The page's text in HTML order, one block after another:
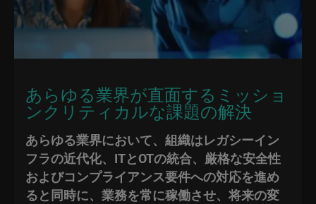
あらゆる業界が直面するミッショ
ンクリティカルな課題の解決
あらゆる業界において、組織はレガシーイン
フラの近代化、ITとOTの統合、厳格な安全性
およびコンプライアンス要件への対応を進め
ると同時に、業務を常に稼働させ、将来の変